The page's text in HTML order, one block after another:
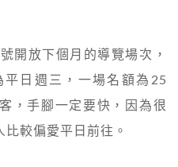
開放下個月的導覽場次，
日週三，一場名額為25
，手腳一定要快，因為很
較偏愛平日前往。